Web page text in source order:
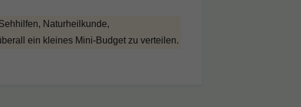
Naturheilkunde,
ein kleines Mini-Budget zu verteilen.